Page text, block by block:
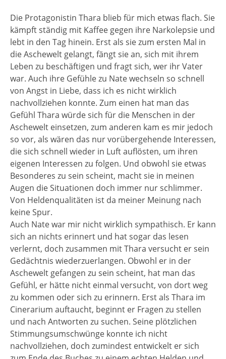
Die Protagonistin Thara blieb für mich etwas flach. Sie
kämpft ständig mit Kaffee gegen ihre Narkolepsie und
lebt in den Tag hinein. Erst als sie zum ersten Mal in
die Aschewelt gelangt, fängt sie an, sich mit ihrem
Leben zu beschäftigen und fragt sich, wer ihr Vater
war. Auch ihre Gefühle zu Nate wechseln so schnell
von Angst in Liebe, dass ich es nicht wirklich
nachvollziehen konnte. Zum einen hat man das
Gefühl Thara würde sich für die Menschen in der
Aschewelt einsetzen, zum anderen kam es mir jedoch
so vor, als wären das nur vorübergehende Interessen,
die sich schnell wieder in Luft auflösten, um ihren
eigenen Interessen zu folgen. Und obwohl sie etwas
Besonderes zu sein scheint, macht sie in meinen
Augen die Situationen doch immer nur schlimmer.
Von Heldenqualitäten ist da meiner Meinung nach
keine Spur.
Auch Nate war mir nicht wirklich sympathisch. Er kann
sich an nichts erinnert und hat sogar das lesen
verlernt, doch zusammen mit Thara versucht er sein
Gedächtnis wiederzuerlangen. Obwohl er in der
Aschewelt gefangen zu sein scheint, hat man das
Gefühl, er hätte nicht einmal versucht, von dort weg
zu kommen oder sich zu erinnern. Erst als Thara im
Cinerarium auftaucht, beginnt er Fragen zu stellen
und nach Antworten zu suchen. Seine plötzlichen
Stimmungsumschwünge konnte ich nicht
nachvollziehen, doch zumindest entwickelt er sich